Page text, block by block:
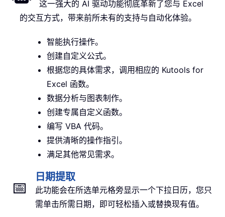
这一强大的 AI 驱动功能彻底革新了您与 Excel
的交互方式，带来前所未有的支持与自动化体验。
智能执行操作。
创建自定义公式。
根据您的具体需求，调用相应的 Kutools for
Excel 函数。
数据分析与图表制作。
创建专属自定义函数。
编写 VBA 代码。
提供清晰的操作指引。
满足其他常见需求。
📅
日期提取
此功能会在所选单元格旁显示一个下拉日历，您只
需单击所需日期，即可轻松插入或替换现有值。